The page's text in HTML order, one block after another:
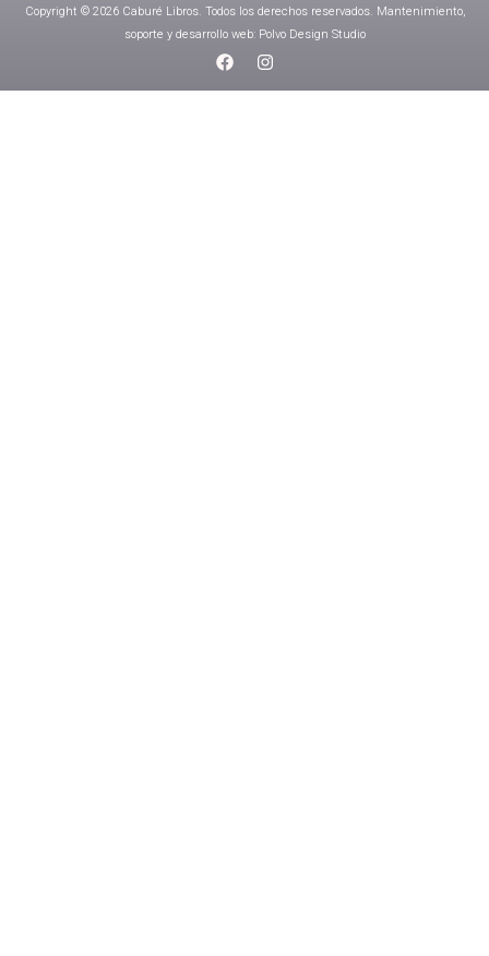
Copyright © 2026 Caburé Libros. Todos los derechos reservados. Mantenimiento,
soporte y desarrollo web: Polvo Design Studio